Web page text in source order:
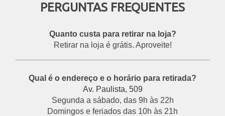
PERGUNTAS FREQUENTES
Quanto custa para retirar na loja?
Retirar na loja é grátis. Aproveite!
Qual é o endereço e o horário para retirada?
Av. Paulista, 509
Segunda a sábado, das 9h às 22h
Domingos e feriados das 10h às 21h